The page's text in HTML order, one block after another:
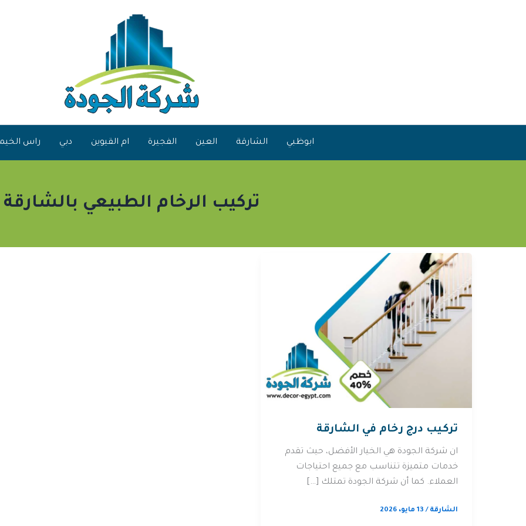
ابوظبي الشارقة العين الفجيرة ام القيوين دبي راس
تركيب الرخام الطبيعي بالشارقة
تركيب درج رخام في الشارقة
ان شركة الجودة هي الخيار الأفضل، حيث تقدم
خدمات متميزة تتناسب مع جميع احتياجات
العملاء. كما أن شركة الجودة تمتلك […]
الشارقة / 13 مايو، 2026